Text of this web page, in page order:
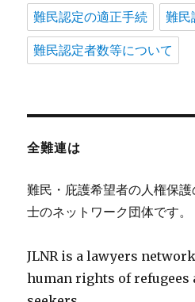
難民認定の適正手続 難民
難民認定者数等について
全難連は
難民・庇護希望者の人権保
士のネットワーク団体です。
JLNR is a lawyers
human rights of refugees